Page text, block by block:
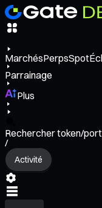
MarchésPerpsSpot
Parrainage
Plus
Rechercher token/
/
Activité